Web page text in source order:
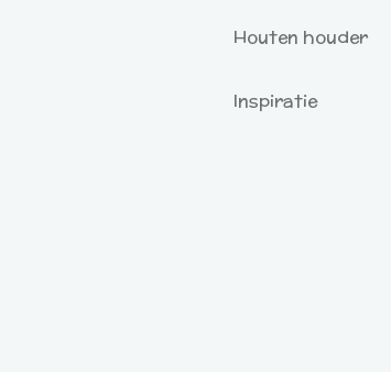
Houten houder
Inspiratie